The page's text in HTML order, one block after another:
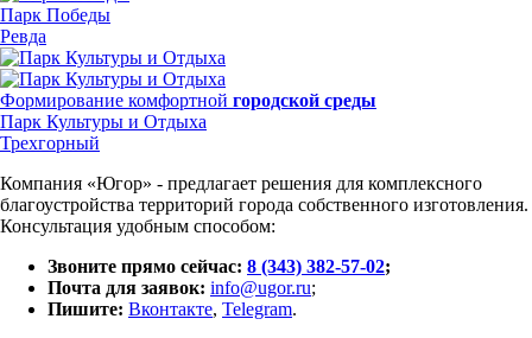
Парк Победы
Ревда
Формирование комфортной городской среды
Парк Культуры и Отдыха
Трехгорный
Компания «Югор» - предлагает решения для комплексного
благоустройства территорий города собственного изготовления.
Консультация удобным способом:
Звоните прямо сейчас: 8 (343) 382-57-02;
Почта для заявок: info@ugor.ru;
Пишите: Вконтакте, Telegram.